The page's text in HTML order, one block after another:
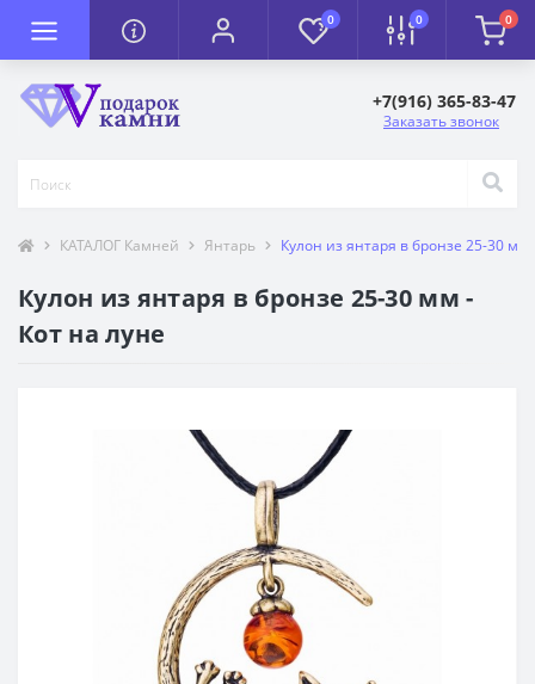
0 0 0
+7(916) 365-83-47
Заказать звонок
КАТАЛОГ Камней Янтарь Кулон из янтаря в бронзе 25-30 мм
Кулон из янтаря в бронзе 25-30 мм -
Кот на луне